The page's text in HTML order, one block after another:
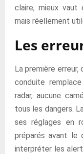
claire, mieux vaut
mais réellement
Les
La première erreur,
conduite
radar, aucune
tous les dangers.
ses réglages en
préparés avant le
interpréter les